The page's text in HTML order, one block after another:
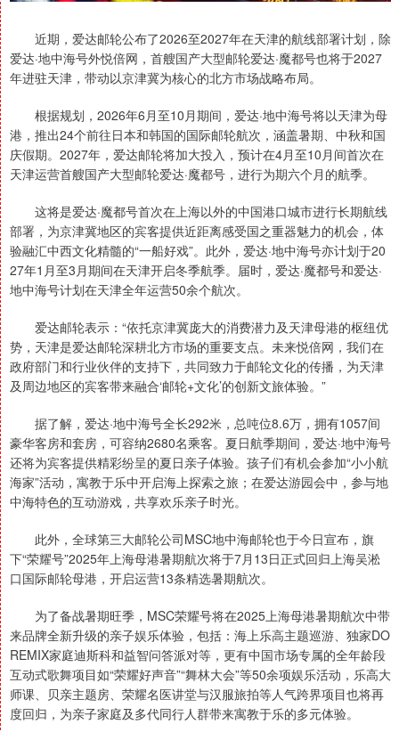
近期，爱达邮轮公布了2026至2027年在天津的航线部署计划，除
爱达·地中海号外悦倍网，首艘国产大型邮轮爱达·魔都号也将于2027
年进驻天津，带动以京津冀为核心的北方市场战略布局。
根据规划，2026年6月至10月期间，爱达·地中海号将以天津为母
港，推出24个前往日本和韩国的国际邮轮航次，涵盖暑期、中秋和国
庆假期。2027年，爱达邮轮将加大投入，预计在4月至10月间首次在
天津运营首艘国产大型邮轮爱达·魔都号，进行为期六个月的航季。
这将是爱达·魔都号首次在上海以外的中国港口城市进行长期航线
部署，为京津冀地区的宾客提供近距离感受国之重器魅力的机会，体
验融汇中西文化精髓的“一船好戏”。此外，爱达·地中海号亦计划于20
27年1月至3月期间在天津开启冬季航季。届时，爱达·魔都号和爱达·
地中海号计划在天津全年运营50余个航次。
爱达邮轮表示：“依托京津冀庞大的消费潜力及天津母港的枢纽优
势，天津是爱达邮轮深耕北方市场的重要支点。未来悦倍网，我们在
政府部门和行业伙伴的支持下，共同致力于邮轮文化的传播，为天津
及周边地区的宾客带来融合‘邮轮+文化’的创新文旅体验。”
据了解，爱达·地中海号全长292米，总吨位8.6万，拥有1057间
豪华客房和套房，可容纳2680名乘客。夏日航季期间，爱达·地中海号
还将为宾客提供精彩纷呈的夏日亲子体验。孩子们有机会参加“小小航
海家”活动，寓教于乐中开启海上探索之旅；在爱达游园会中，参与地
中海特色的互动游戏，共享欢乐亲子时光。
此外，全球第三大邮轮公司MSC地中海邮轮也于今日宣布，旗
下“荣耀号”2025年上海母港暑期航次将于7月13日正式回归上海吴淞
口国际邮轮母港，开启运营13条精选暑期航次。
为了备战暑期旺季，MSC荣耀号将在2025上海母港暑期航次中带
来品牌全新升级的亲子娱乐体验，包括：海上乐高主题巡游、独家DO
REMIX家庭迪斯科和益智问答派对等，更有中国市场专属的全年龄段
互动式歌舞项目如“荣耀好声音”“舞林大会”等50余项娱乐活动，乐高大
师课、贝亲主题房、荣耀名医讲堂与汉服旅拍等人气跨界项目也将再
度回归，为亲子家庭及多代同行人群带来寓教于乐的多元体验。